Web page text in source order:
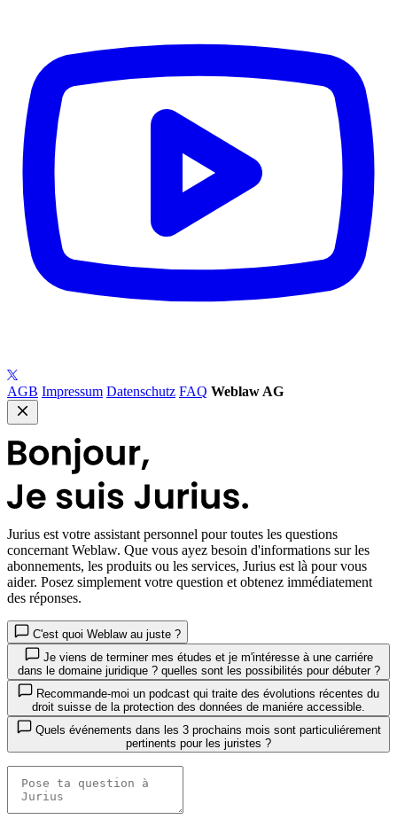
AGB Impressum Datenschutz FAQ Weblaw AG
Jurius est votre assistant personnel pour toutes les questions
concernant Weblaw. Que vous ayez besoin d'informations sur les
abonnements, les produits ou les services, Jurius est là pour vous
aider. Posez simplement votre question et obtenez immédiatement
des réponses.
C'est quoi Weblaw au juste ?
Je viens de terminer mes études et je m'intéresse à une carriére
dans le domaine juridique ? quelles sont les possibilités pour débuter ?
droit suisse de la protection des données de maniére accessible.
Quels événements dans les 3 prochains mois sont particuliérement
pertinents pour les juristes ?